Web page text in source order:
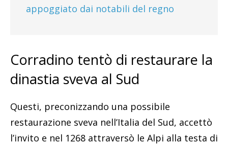
appoggiato dai notabili del regno
Corradino tentò di restaurare la
dinastia sveva al Sud
Questi, preconizzando una possibile
restaurazione sveva nell’Italia del Sud, accettò
l’invito e nel 1268 attraversò le Alpi alla testa di